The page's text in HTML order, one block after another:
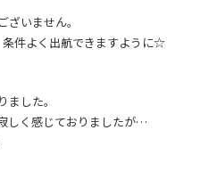
いません。
件よく出航できますように☆
した。
しく感じておりましたが…